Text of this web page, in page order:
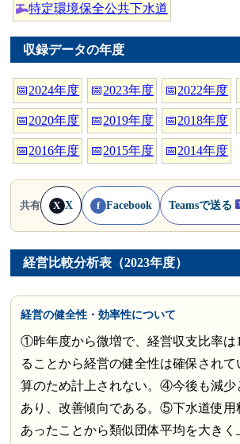
特定環境保全公共下水道
収録データの年度
📅2024年度 📅2023年度 📅2022年度
📅2020年度 📅2019年度 📅2018年度
📅2016年度 📅2015年度 📅2014年度
共有 X X f Facebook Teamsで送る
経営比較分析表（2023年度）
経営の健全性・効率性について
①昨年度から微増で、経営収支比率は
ることから経営の健全性は確保され
算のため計上されない。④今後も減少
あり、改善傾向である。⑤下水道使用
あったことから類似団体平均を大き